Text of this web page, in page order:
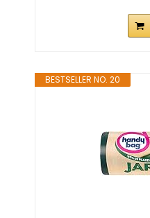
BESTSELLER NO. 20